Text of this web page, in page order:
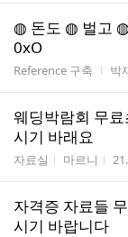
◍ 돈도 ◍ 벌고
0xO
게시판명
Reference 구축 작
박
웨딩박람회 무
시기 바래요
게시판명
자료실 작성자
마르니 작
자격증 자료들
시기 바랍니다